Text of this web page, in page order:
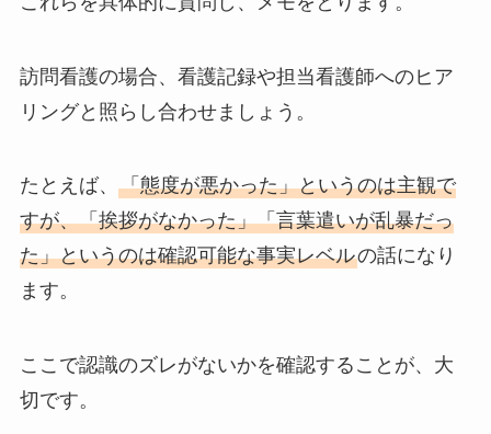
訪問看護の場合、看護記録や担当看護師へのヒア
リングと照らし合わせましょう。
たとえば、 「態度が悪かった」というのは主観で
すが、「挨拶がなかった」「言葉遣いが乱暴だっ
た」というのは確認可能な事実レベルの話になり
ます。
ここで認識のズレがないかを確認することが、大
切です。